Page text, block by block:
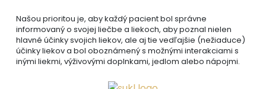
Našou prioritou je, aby každý pacient bol správne
informovaný o svojej liečbe a liekoch, aby poznal nielen
hlavné účinky svojich liekov, ale aj tie vedľajšie (nežiaduce)
účinky liekov a bol oboznámený s možnými interakciami s
inými liekmi, výživovými doplnkami, jedlom alebo nápojmi.